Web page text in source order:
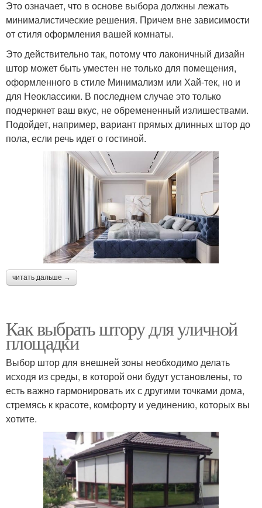
Это означает, что в основе выбора должны лежать
минималистические решения. Причем вне зависимости
от стиля оформления вашей комнаты.
Это действительно так, потому что лаконичный дизайн
штор может быть уместен не только для помещения,
оформленного в стиле Минимализм или Хай-тек, но и
для Неоклассики. В последнем случае это только
подчеркнет ваш вкус, не обремененный излишествами.
Подойдет, например, вариант прямых длинных штор до
пола, если речь идет о гостиной.
читать дальше →
Как выбрать штору для уличной
площадки
Выбор штор для внешней зоны необходимо делать
исходя из среды, в которой они будут установлены, то
есть важно гармонировать их с другими точками дома,
стремясь к красоте, комфорту и уединению, которых вы
хотите.